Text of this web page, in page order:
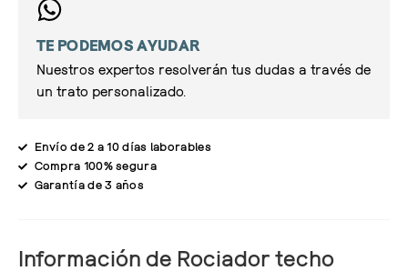
TE PODEMOS AYUDAR
Nuestros expertos resolverán tus dudas a través de
un trato personalizado.
Envío de 2 a 10 días laborables
Compra 100% segura
Garantía de 3 años
Información de Rociador techo